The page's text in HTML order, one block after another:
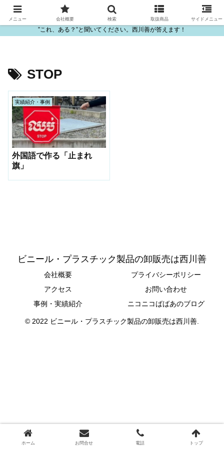
ビニール・プラスチック製品の卸販売は西川善
”これ、ある？”と聞いてください。西川善が答えます！
STOP
実績紹介・事例
外国語で作る「止まれ
旗」
ビニール・プラスチック製品の卸販売は西川善
会社概要
プライバシーポリシー
アクセス
お問い合わせ
事例・実績紹介
ニコニコばばあのブログ
© 2022 ビニール・プラスチック製品の卸販売は西川善.
メニュー 会社概要 検索 取扱商品 サイドメニュー
ホーム お問合せ 電話 トップ